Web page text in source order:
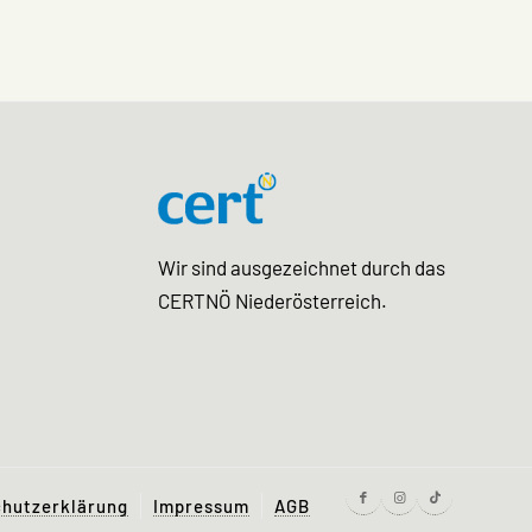
Wir sind ausgezeichnet durch das
CERTNÖ Niederösterreich.
Impressum AGB